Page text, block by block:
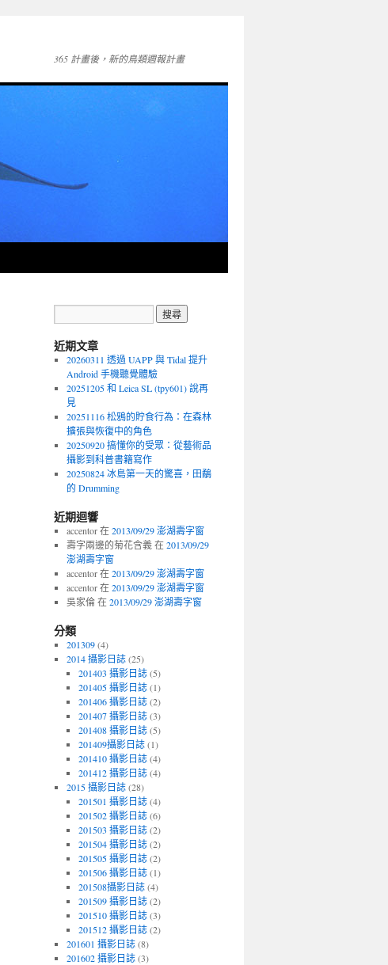
365 計畫後，新的鳥類週報計畫
近期文章
20260311 透過 UAPP 與 Tidal 提升
Android 手機聽覺體驗
20251205 和 Leica SL (tpy601) 說再
見
20251116 松鴉的貯食行為：在森林
擴張與恢復中的角色
20250920 搞懂你的受眾：從藝術品
攝影到科普書籍寫作
20250824 冰島第一天的驚喜，田鷸
的 Drumming
近期迴響
accentor 在2013/09/29 澎湖壽字窗
壽字兩邊的菊花含義 在2013/09/29
澎湖壽字窗
accentor 在2013/09/29 澎湖壽字窗
accentor 在2013/09/29 澎湖壽字窗
吳家倫 在2013/09/29 澎湖壽字窗
分類
201309(4)
2014 攝影日誌(25)
201403 攝影日誌(5)
201405 攝影日誌(1)
201406 攝影日誌(2)
201407 攝影日誌(3)
201408 攝影日誌(5)
201409攝影日誌(1)
201410 攝影日誌(4)
201412 攝影日誌(4)
2015 攝影日誌(28)
201501 攝影日誌(4)
201502 攝影日誌(6)
201503 攝影日誌(2)
201504 攝影日誌(2)
201505 攝影日誌(2)
201506 攝影日誌(1)
201508攝影日誌(4)
201509 攝影日誌(2)
201510 攝影日誌(3)
201512 攝影日誌(2)
201601 攝影日誌(8)
201602 攝影日誌(3)